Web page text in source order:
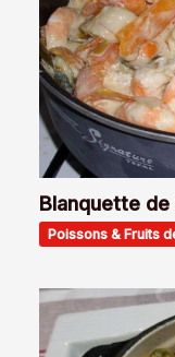
Blanquette
Poissons & Fruits